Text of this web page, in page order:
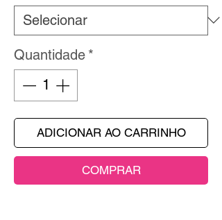
Quantidade *
ADICIONAR AO CARRINHO
COMPRAR